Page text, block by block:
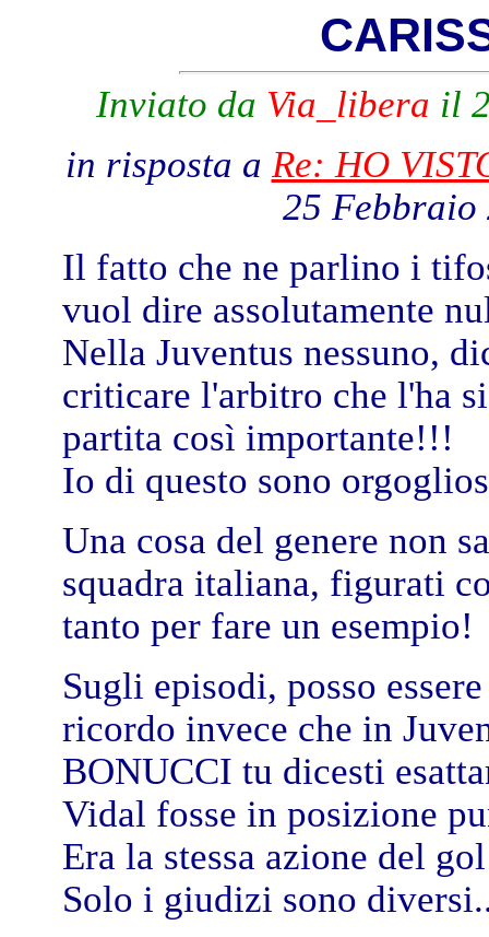
Inviato da Via_libera il
in risposta a Re: HO
25
Il fatto che ne parlino i
vuol dire assolutamente
Nella Juventus nessuno,
criticare l'arbitro che l'ha
partita così importante!!!
Io di questo sono
Una cosa del genere non
squadra italiana, figurati
tanto per fare un esempio!
Sugli episodi, posso
ricordo invece che in
BONUCCI tu dicesti
Vidal fosse in posizione
Era la stessa azione del
Solo i giudizi sono